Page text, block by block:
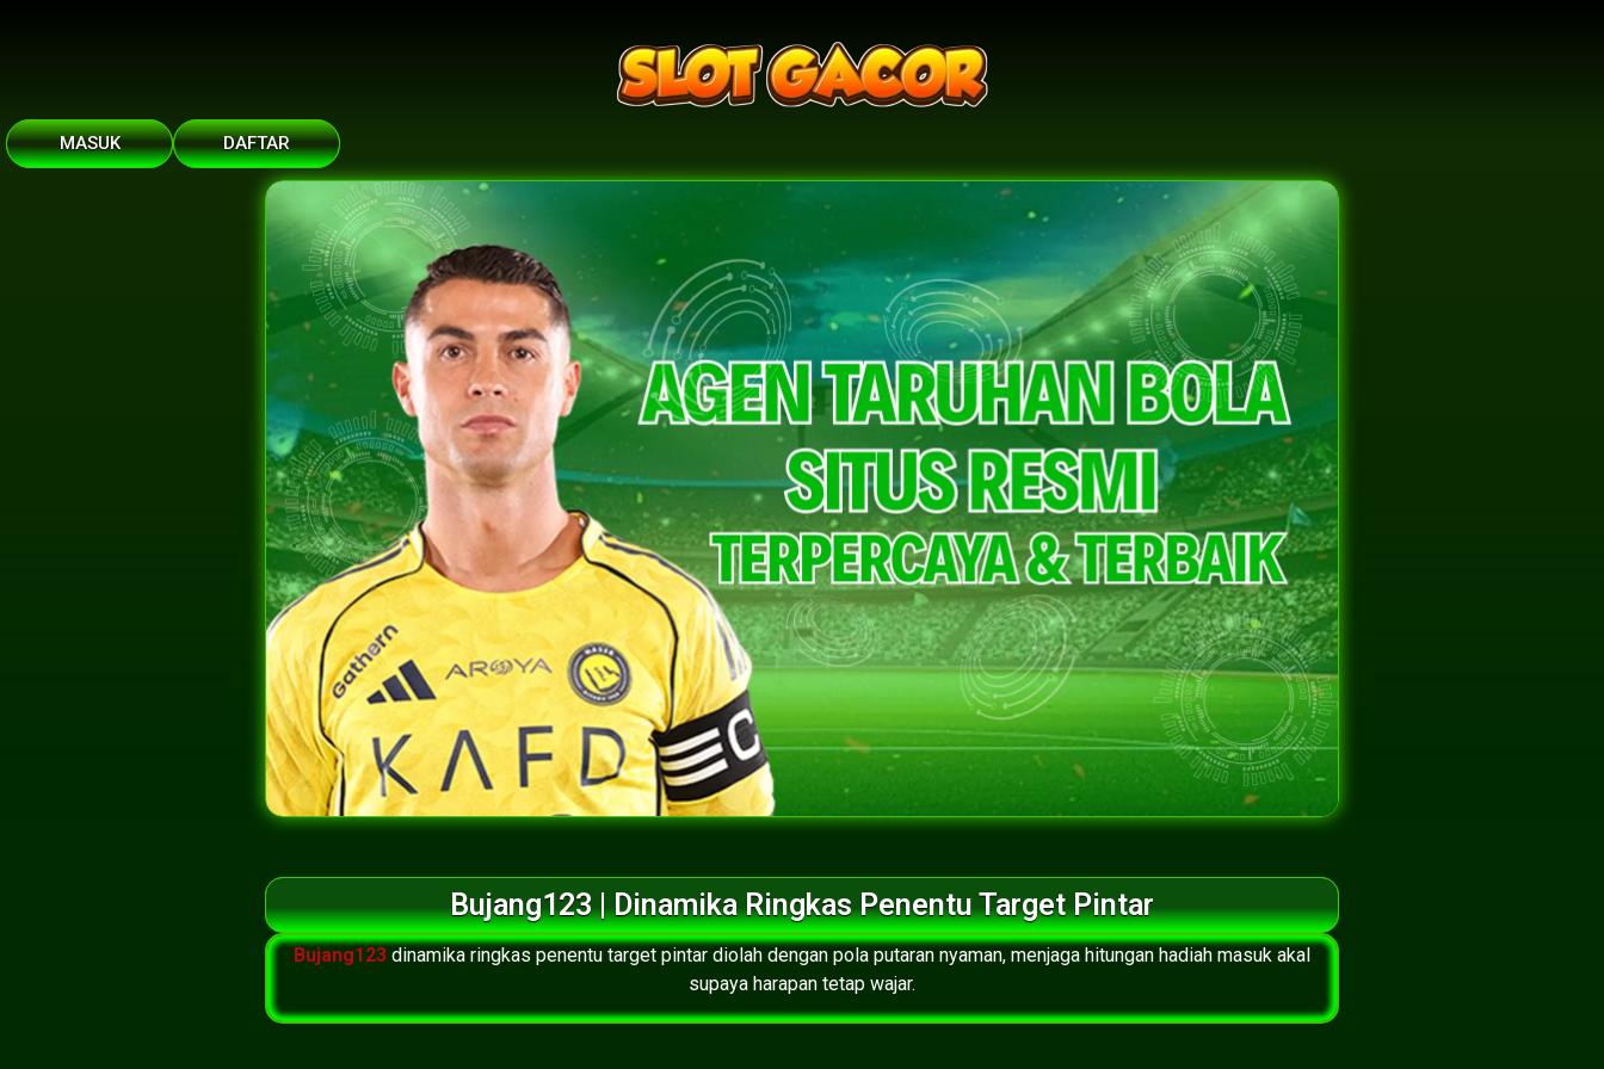
MASUK DAFTAR
Bujang123 | Dinamika Ringkas Penentu Target Pintar
Bujang123 dinamika ringkas penentu target pintar diolah dengan pola putaran nyaman, menjaga hitungan hadiah masuk akal
supaya harapan tetap wajar.